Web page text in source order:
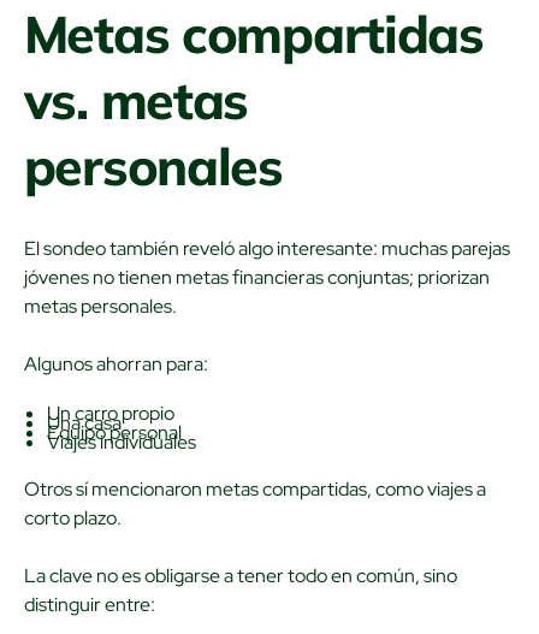
Metas compartidas
vs. metas
personales
El sondeo también reveló algo interesante: muchas parejas
jóvenes no tienen metas financieras conjuntas; priorizan
metas personales.
Algunos ahorran para:
Un carro propio
Una casa
Equipo personal
Viajes individuales
Otros sí mencionaron metas compartidas, como viajes a
corto plazo.
La clave no es obligarse a tener todo en común, sino
distinguir entre: